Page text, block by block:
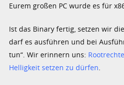
Eurem großen PC wurde es für
Ist das Binary fertig, setzen wir
darf es ausführen und bei
tun“. Wir erinnern uns:
Helligkeit setzen zu dürfen.